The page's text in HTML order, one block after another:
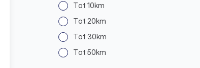
Tot 10km
Tot 20km
Tot 30km
Tot 50km